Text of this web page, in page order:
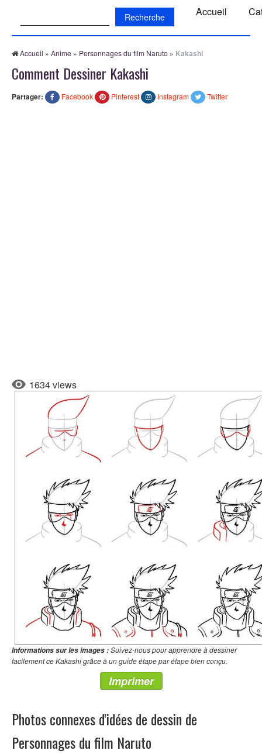
Accueil
Accueil » Anime » Personnages du film Naruto » Kakashi
Comment Dessiner Kakashi
Partager: Facebook Pinterest Instagram Twitter
1634 views
Informations sur les images :Suivez-nous pour apprendre à dessiner
facilement ce Kakashi grâce à un guide étape par étape bien conçu.
Imprimer
Photos connexes d'idées de dessin de
Personnages du film Naruto